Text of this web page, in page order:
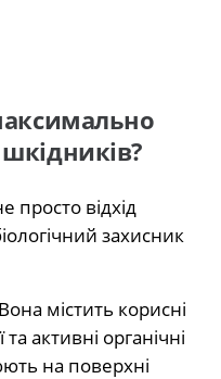
відхід
захисник
Вона містить корисні
активні органічні
на поверхні